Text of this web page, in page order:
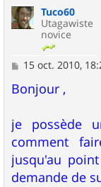
Tuco60
Utagawiste
novice
M
s
s
g
e
15 oct. 2010,
Bonjour ,
je possède
comment
jusqu'au
demande de